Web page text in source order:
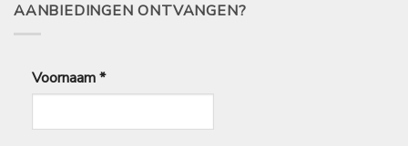
AANBIEDINGEN ONTVANGEN?
Voornaam*